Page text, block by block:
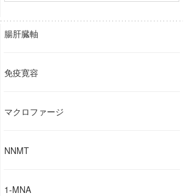
腸肝臓軸
免疫寛容
マクロファージ
NNMT
1-MNA